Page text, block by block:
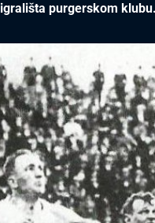
igrališta purgerskom klubu.